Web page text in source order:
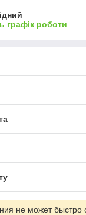
графік роботи
маркетплейсі
не может быстро